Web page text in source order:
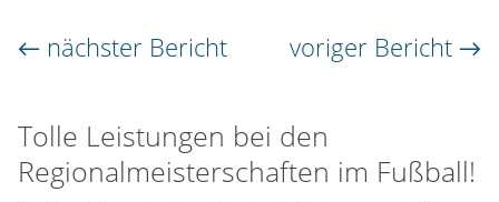
← nächster Bericht voriger Bericht →
Tolle Leistungen bei den
Regionalmeisterschaften im Fußball!